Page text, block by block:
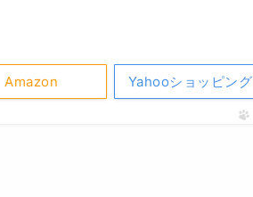
Amazon Yahooショッピング